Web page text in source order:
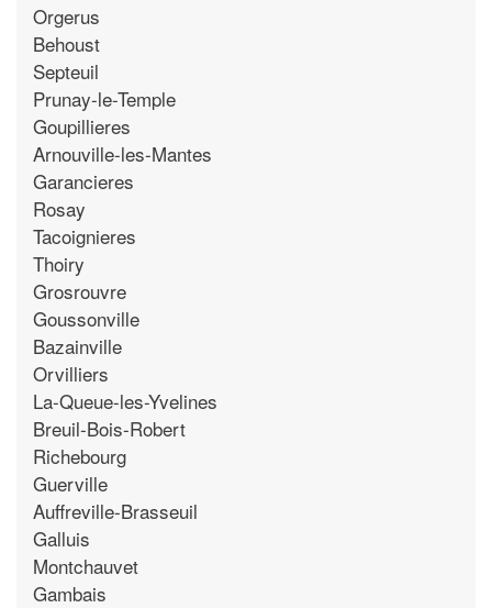
Orgerus
Behoust
Septeuil
Prunay-le-Temple
Goupillieres
Arnouville-les-Mantes
Garancieres
Rosay
Tacoignieres
Thoiry
Grosrouvre
Goussonville
Bazainville
Orvilliers
La-Queue-les-Yvelines
Breuil-Bois-Robert
Richebourg
Guerville
Auffreville-Brasseuil
Galluis
Montchauvet
Gambais